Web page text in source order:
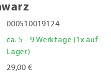
000510019124
ca. 5 - 9 Werktage (1x auf
Lager)
29,00 €